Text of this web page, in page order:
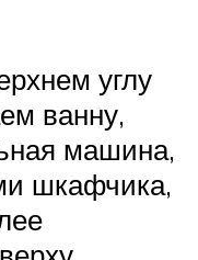
углу
ванну,
машина,
шкафчика,